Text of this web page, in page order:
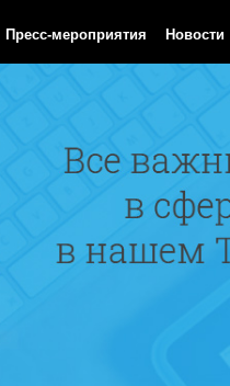
Пресс-мероприятия Новости